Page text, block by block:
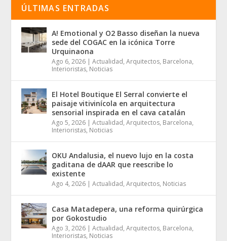
ÚLTIMAS ENTRADAS
A! Emotional y O2 Basso diseñan la nueva
sede del COGAC en la icónica Torre
Urquinaona
Ago 6, 2026 |Actualidad,Arquitectos, Barcelona,
Interioristas, Noticias
El Hotel Boutique El Serral convierte el
paisaje vitivinícola en arquitectura
sensorial inspirada en el cava catalán
Ago 5, 2026 |Actualidad,Arquitectos, Barcelona,
Interioristas, Noticias
OKU Andalusia, el nuevo lujo en la costa
gaditana de dAAR que reescribe lo
existente
Ago 4, 2026 |Actualidad,Arquitectos, Noticias
Casa Matadepera, una reforma quirúrgica
por Gokostudio
Ago 3, 2026 |Actualidad,Arquitectos, Barcelona,
Interioristas, Noticias